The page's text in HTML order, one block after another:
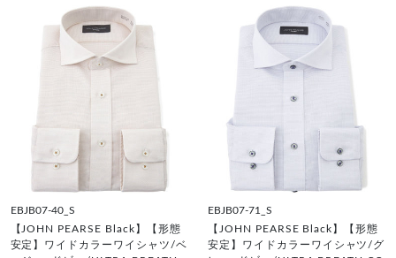
EBJB07-40_S
【JOHN PEARSE Black】【形態
安定】ワイドカラーワイシャツ/ベ
EBJB07-71_S
【JOHN PEARSE Black】【形態
安定】ワイドカラーワイシャツ/グ